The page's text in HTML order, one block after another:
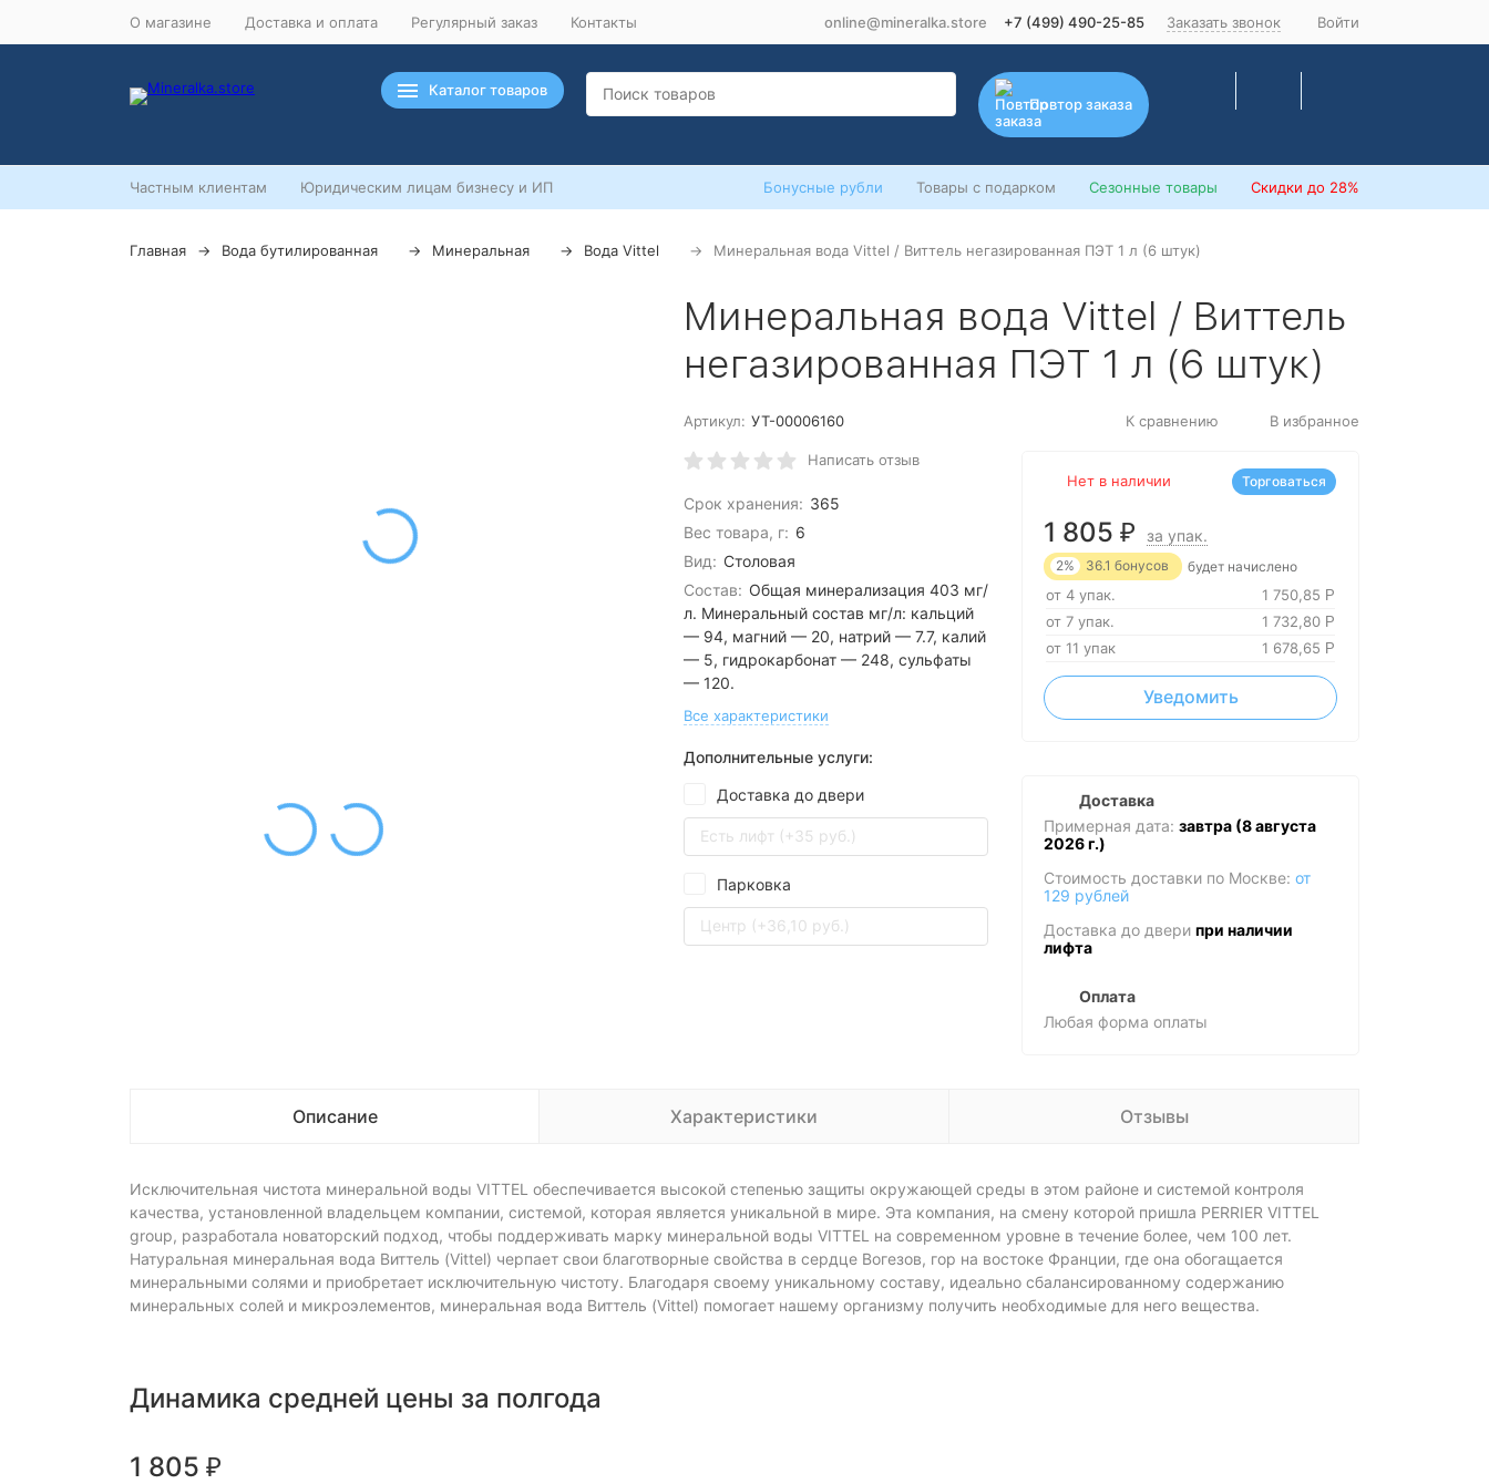
О магазине Доставка и оплата Регулярный заказ Контакты online@mineralka.store +7 (499) 490-25-85 Заказать звонок Войти
Каталог товаров
Повтор заказа
Частным клиентам Юридическим лицам бизнесу и ИП Бонусные рубли Товары с подарком Сезонные товары Скидки до 28%
Главная Вода бутилированная Минеральная Вода Vittel Минеральная вода Vittel / Виттель негазированная ПЭТ 1 л (6 штук)
Минеральная вода Vittel / Виттель
негазированная ПЭТ 1 л (6 штук)
Артикул: УТ-00006160 К сравнению В избранное
Написать отзыв
Срок хранения: 365
Вес товара, г: 6
Вид: Столовая
Состав: Общая минерализация 403 мг/
л. Минеральный состав мг/л: кальций
— 94, магний — 20, натрий — 7.7, калий
— 5, гидрокарбонат — 248, сульфаты
— 120.
Все характеристики
Дополнительные услуги:
Доставка до двери
Есть лифт (+35 руб.)
Парковка
Центр (+36,10 руб.)
Нет в наличии
1 805 ₽ за упак.
2% 36.1 бонусов будет начислено
от 4 упак. 1 750,85 Р
от 7 упак. 1 732,80 Р
от 11 упак 1 678,65 Р
Уведомить
Торговаться
Доставка
Примерная дата: завтра (8 августа
2026 г.)
Стоимость доставки по Москве: от
129 рублей
Доставка до двери при наличии
лифта
Оплата
Любая форма оплаты
Описание Характеристики Отзывы
Исключительная чистота минеральной воды VITTEL обеспечивается высокой степенью защиты окружающей среды в этом районе и системой контроля
качества, установленной владельцем компании, системой, которая является уникальной в мире. Эта компания, на смену которой пришла PERRIER VITTEL
group, разработала новаторский подход, чтобы поддерживать марку минеральной воды VITTEL на современном уровне в течение более, чем 100 лет.
Натуральная минеральная вода Виттель (Vittel) черпает свои благотворные свойства в сердце Вогезов, гор на востоке Франции, где она обогащается
минеральными солями и приобретает исключительную чистоту. Благодаря своему уникальному составу, идеально сбалансированному содержанию
минеральных солей и микроэлементов, минеральная вода Виттель (Vittel) помогает нашему организму получить необходимые для него вещества.
Динамика средней цены за полгода
1 805 ₽